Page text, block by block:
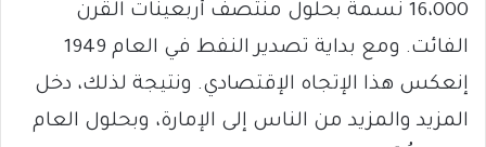
16،000 نسمة بحلول منتصف أربعينات القرن
الفائت. ومع بداية تصدير النفط في العام 1949
إنعكس هذا الإتجاه الإقتصادي. ونتيجة لذلك، دخل
المزيد والمزيد من الناس إلى الإمارة، وبحلول العام